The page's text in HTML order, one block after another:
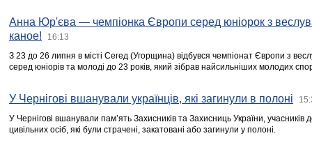
Анна Юр'єва — чемпіонка Європи серед юніорок з
каное!
16:13
З 23 до 26 липня в місті Сегед (Угорщина) відбувся чемпіонат Європи з
серед юніорів та молоді до 23 років, який зібрав найсильніших молодих
У Чернігові вшанували українців, які загинули в полоні
У Чернігові вшанували пам’ять Захисників та Захисниць України,
цивільних осіб, які були страчені, закатовані або загинули у полоні.